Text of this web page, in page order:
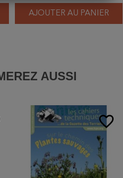
AJOUTER AU PANIER
AUSSI
favorite_border